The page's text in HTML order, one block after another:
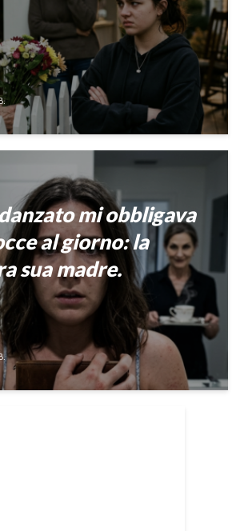
mi obbligava
al giorno: la
sua madre.